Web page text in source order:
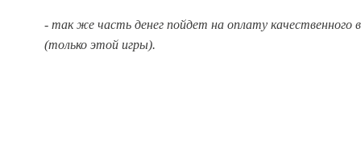
- так же часть денег пойдет на оплату качественного
(только этой игры).